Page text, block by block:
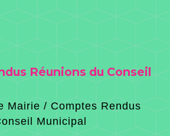
Réunions du Conseil
Mairie / Comptes Rendus
Municipal